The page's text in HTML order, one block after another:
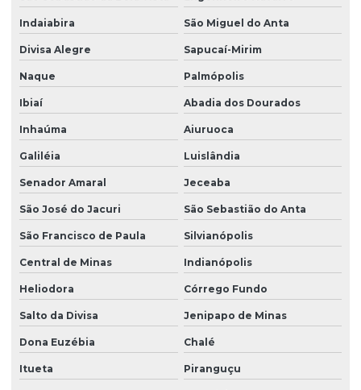
Indaiabira São Miguel do Anta
Divisa Alegre Sapucaí-Mirim
Naque Palmópolis
Ibiaí Abadia dos Dourados
Inhaúma Aiuruoca
Galiléia Luislândia
Senador Amaral Jeceaba
São José do Jacuri São Sebastião do Anta
São Francisco de Paula Silvianópolis
Central de Minas Indianópolis
Heliodora Córrego Fundo
Salto da Divisa Jenipapo de Minas
Dona Euzébia Chalé
Itueta Piranguçu